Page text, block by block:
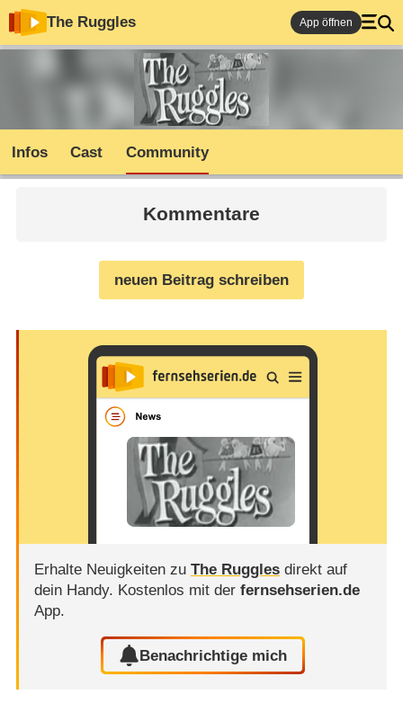
The Ruggles App öffnen
Infos Cast Community
Kommentare
neuen Beitrag schreiben
Erhalte Neuigkeiten zu The Rugglesdirekt auf
dein Handy. Kostenlos mit der fernsehserien.de
App.
Benachrichtige mich